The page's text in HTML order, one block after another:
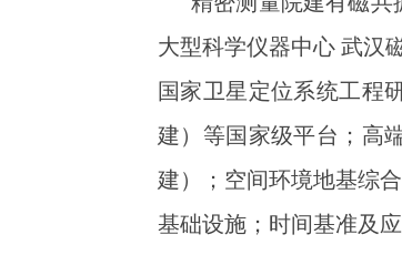
大型科学仪器中心 武汉
国家卫星定位系统工程
建）等国家级平台；高
建）；空间环境地基综
基础设施；时间基准及